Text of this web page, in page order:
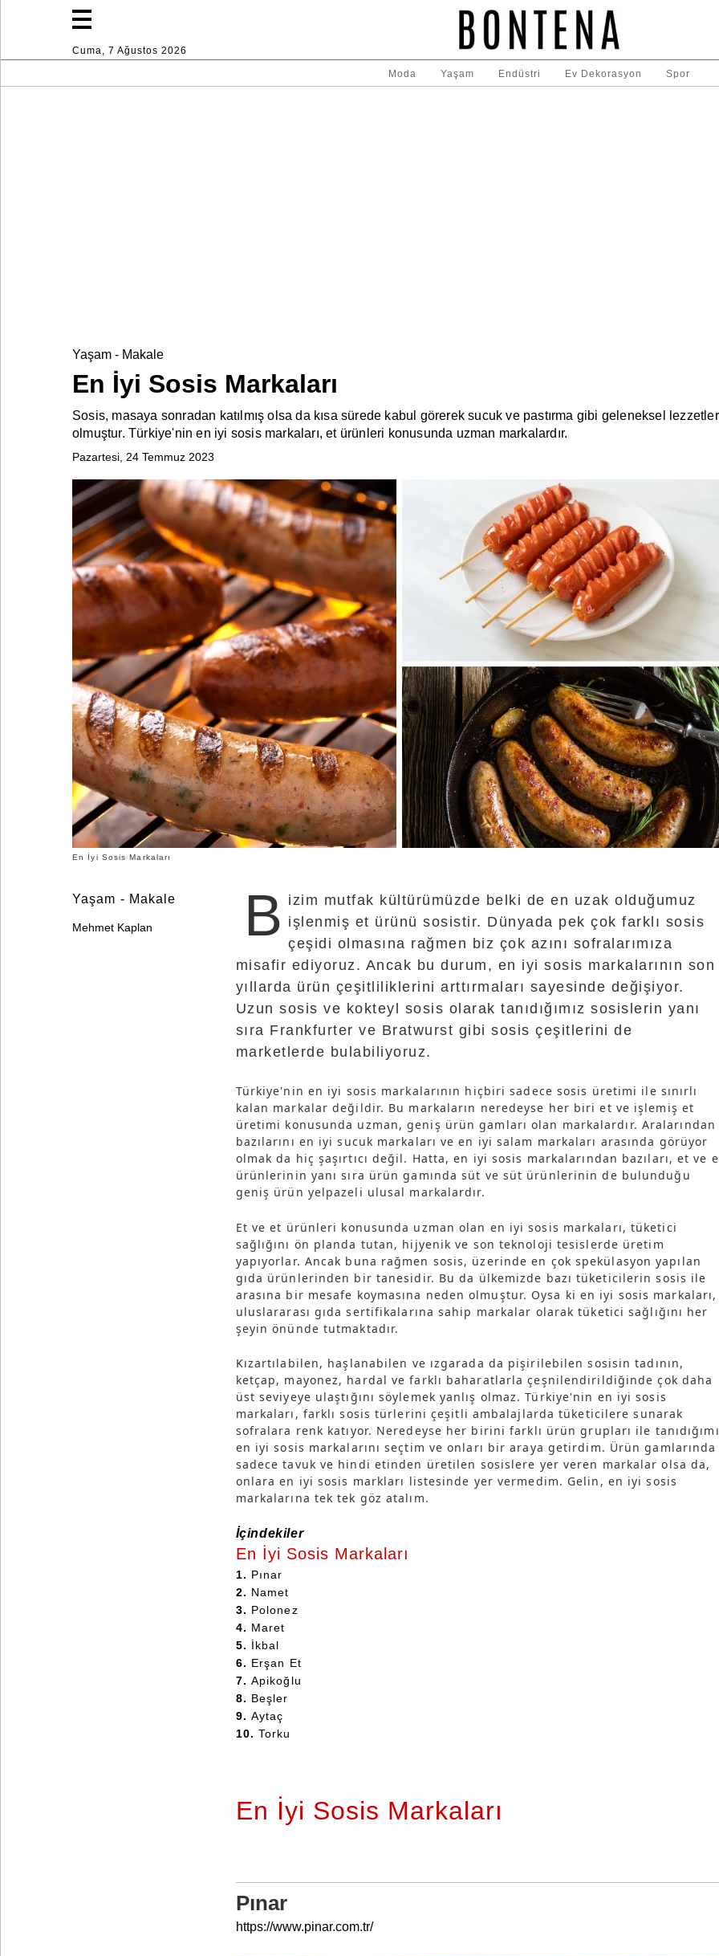
Cuma, 7 Ağustos 2026
Moda Yaşam Endüstri Ev Dekorasyon Spor
Endüstri
Yaşam - Makale
En İyi Sosis Markaları
Sosis, masaya sonradan katılmış olsa da kısa sürede kabul görerek sucuk ve pastırma gibi geleneksel
olmuştur. Türkiye'nin en iyi sosis markaları, et ürünleri konusunda uzman markalardır.
Pazartesi, 24 Temmuz 2023
En İyi Sosis Markaları
Yaşam - Makale
Mehmet Kaplan B izim mutfak kültürümüzde belki de en uzak olduğumuz
işlenmiş et ürünü sosistir. Dünyada pek çok farklı sosis
çeşidi olmasına rağmen biz çok azını sofralarımıza
misafir ediyoruz. Ancak bu durum, en iyi sosis markalarının son
yıllarda ürün çeşitliliklerini arttırmaları sayesinde değişiyor.
Uzun sosis ve kokteyl sosis olarak tanıdığımız sosislerin yanı
sıra Frankfurter ve Bratwurst gibi sosis çeşitlerini de
marketlerde bulabiliyoruz.
Türkiye'nin en iyi sosis markalarının hiçbiri sadece sosis üretimi ile sınırlı
kalan markalar değildir. Bu markaların neredeyse her biri et ve işlemiş et
üretimi konusunda uzman, geniş ürün gamları olan markalardır. Aralarından
bazılarını en iyi sucuk markaları ve en iyi salam markaları arasında görüyor
olmak da hiç şaşırtıcı değil. Hatta, en iyi sosis markalarından bazıları, et ve
ürünlerinin yanı sıra ürün gamında süt ve süt ürünlerinin de bulunduğu
geniş ürün yelpazeli ulusal markalardır.
Et ve et ürünleri konusunda uzman olan en iyi sosis markaları, tüketici
sağlığını ön planda tutan, hijyenik ve son teknoloji tesislerde üretim
yapıyorlar. Ancak buna rağmen sosis, üzerinde en çok spekülasyon yapılan
gıda ürünlerinden bir tanesidir. Bu da ülkemizde bazı tüketicilerin sosis ile
arasına bir mesafe koymasına neden olmuştur. Oysa ki en iyi sosis markaları,
uluslararası gıda sertifikalarına sahip markalar olarak tüketici sağlığını her
şeyin önünde tutmaktadır.
Kızartılabilen, haşlanabilen ve ızgarada da pişirilebilen sosisin tadının,
ketçap, mayonez, hardal ve farklı baharatlarla çeşnilendirildiğinde çok daha
üst seviyeye ulaştığını söylemek yanlış olmaz. Türkiye'nin en iyi sosis
markaları, farklı sosis türlerini çeşitli ambalajlarda tüketicilere sunarak
sofralara renk katıyor. Neredeyse her birini farklı ürün grupları ile
en iyi sosis markalarını seçtim ve onları bir araya getirdim. Ürün gamlarında
sadece tavuk ve hindi etinden üretilen sosislere yer veren markalar olsa da,
onlara en iyi sosis markları listesinde yer vermedim. Gelin, en iyi sosis
markalarına tek tek göz atalım.
İçindekiler
En İyi Sosis Markaları
1. Pınar
2. Namet
3. Polonez
4. Maret
5. İkbal
6. Erşan Et
7. Apikoğlu
8. Beşler
9. Aytaç
10.Torku
En İyi Sosis Markaları
Pınar
https://www.pinar.com.tr/